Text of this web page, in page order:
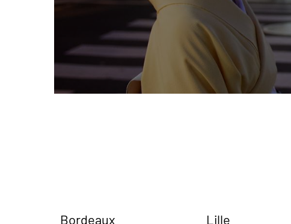
Bordeaux Lille